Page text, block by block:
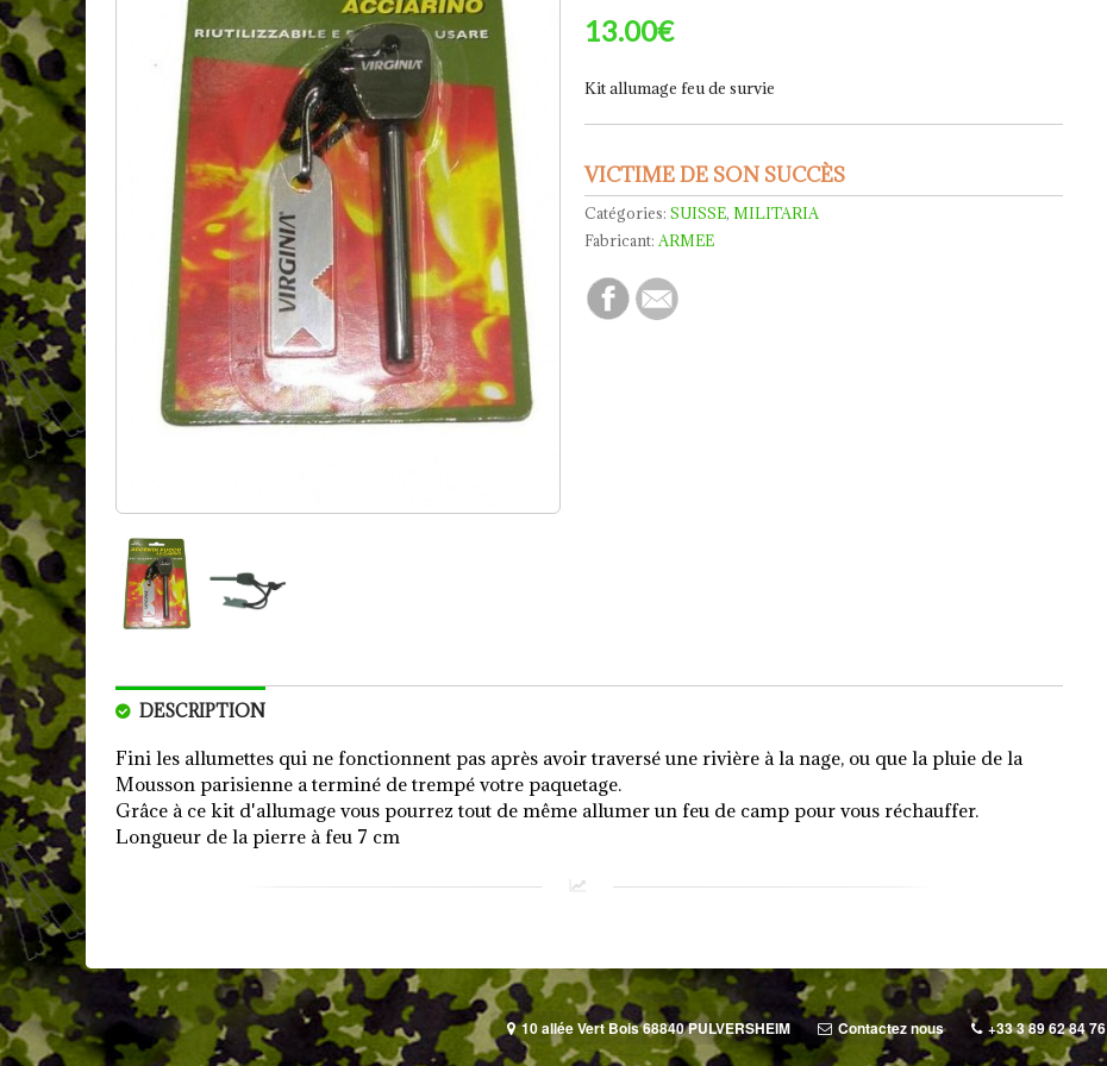
Pièces détachées
Archives / Ruptures
13.00€
Kit allumage feu de survie
VICTIME DE SON SUCCÈS
Catégories:SUISSE,MILITARIA
Fabricant: ARMEE
DESCRIPTION
Fini les allumettes qui ne fonctionnent pas après avoir traversé une rivière à la nage, ou que la pluie de la
Mousson parisienne a terminé de trempé votre paquetage.
Grâce à ce kit d'allumage vous pourrez tout de même allumer un feu de camp pour vous réchauffer.
Longueur de la pierre à feu 7 cm
10 allée Vert Bois 68840 PULVERSHEIM Contactez nous +33 3 89 62 84 76